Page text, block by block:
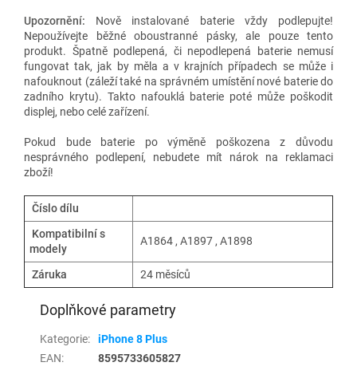
Upozornění: Nově instalované baterie vždy podlepujte!
Nepoužívejte běžné oboustranné pásky, ale pouze tento
produkt. Špatně podlepená, či nepodlepená baterie nemusí
fungovat tak, jak by měla a v krajních případech se může i
nafouknout (záleží také na správném umístění nové baterie do
zadního krytu). Takto nafouklá baterie poté může poškodit
displej, nebo celé zařízení.
Pokud bude baterie po výměně poškozena z důvodu
nesprávného podlepení, nebudete mít nárok na reklamaci
zboží!
Číslo dílu
Kompatibilní s
modely
A1864 , A1897 , A1898
Záruka 24 měsíců
Doplňkové parametry
Kategorie:
iPhone 8 Plus
EAN: 8595733605827